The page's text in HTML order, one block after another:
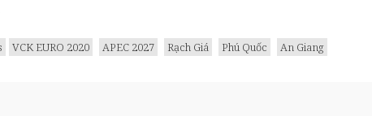
VCK EURO 2020 APEC 2027 Rạch Giá Phú Quốc
An Giang